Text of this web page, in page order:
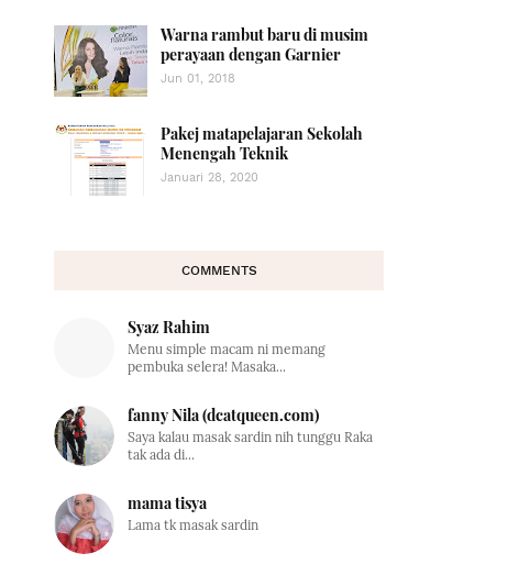
Warna rambut baru di musim
perayaan dengan Garnier
Jun 01, 2018
Pakej matapelajaran Sekolah
Menengah Teknik
Januari 28, 2020
COMMENTS
Syaz Rahim
Menu simple macam ni memang
pembuka selera! Masaka...
fanny Nila (dcatqueen.com)
Saya kalau masak sardin nih tunggu Raka
tak ada di...
mama tisya
Lama tk masak sardin